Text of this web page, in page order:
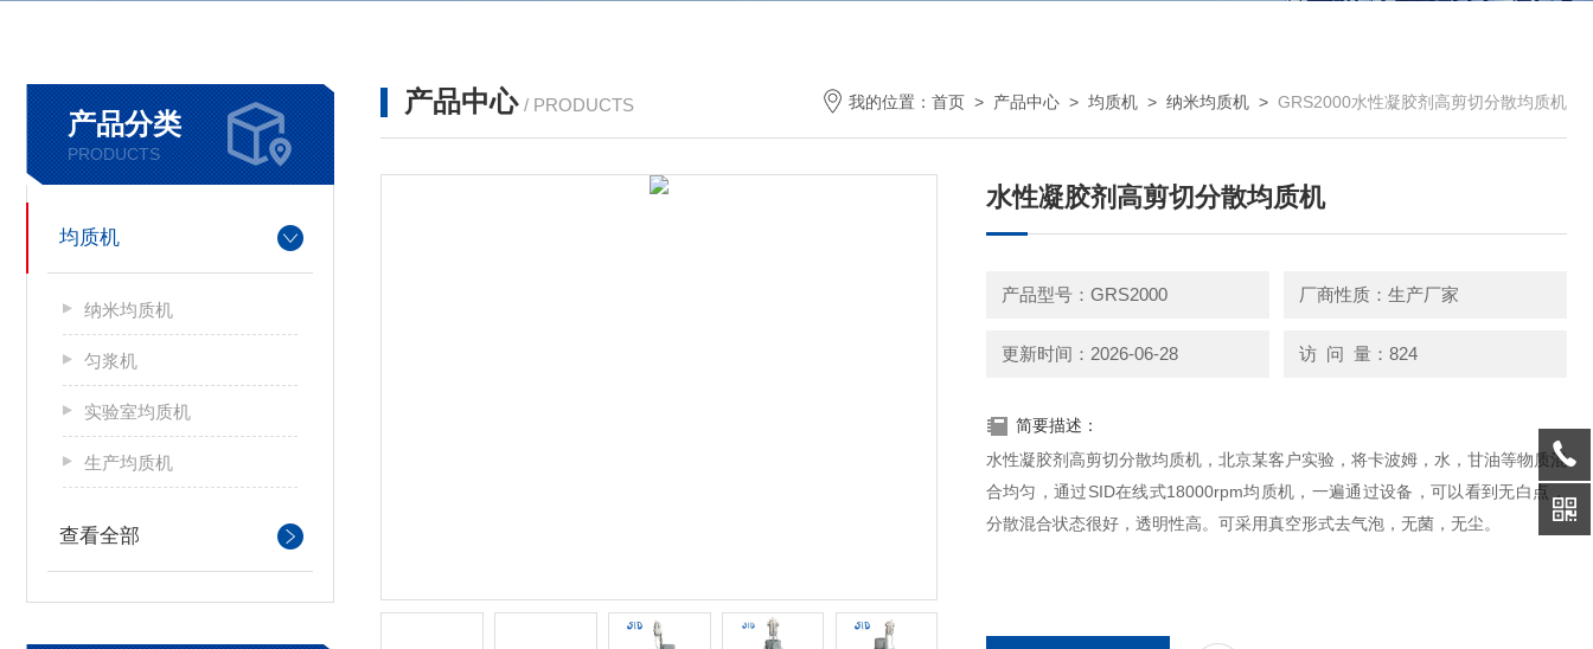
产品分类
PRODUCTS
均质机
纳米均质机
匀浆机
实验室均质机
生产均质机
查看全部
产品中心 / PRODUCTS 我的位置： 首页 > 产品中心 > 均质机 > 纳米均质机 > GRS2000水性凝胶剂高剪切分散均质机
水性凝胶剂高剪切分散均质机
产品型号：GRS2000 厂商性质：生产厂家
更新时间：2026-06-28 访 问 量：824
简要描述：
水性凝胶剂高剪切分散均质机，北京某客户实验，将卡波姆，水，甘油等物质混
合均匀，通过SID在线式18000rpm均质机，一遍通过设备，可以看到无白点，
分散混合状态很好，透明性高。可采用真空形式去气泡，无菌，无尘。